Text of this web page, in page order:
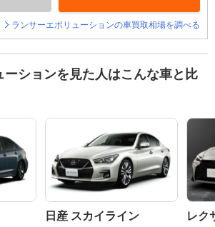
ランサーエボリューションの車買取相場を調べる
ーションを見た人はこんな車と比
日産 スカイライン レク